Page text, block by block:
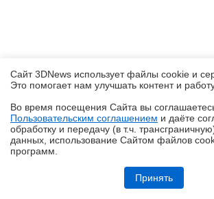
Обзор робота-газонокосилки Dreame
на дачу приезжаешь только отдыхать
Сайт 3DNews использует файлы cookie и
Это помогает нам улучшать контент и
Во время посещения Cайта вы
Пользовательским соглашением и даёте
обработку и передачу (в т.ч.
данных, использование Cайтом файлов
программ.
Принять